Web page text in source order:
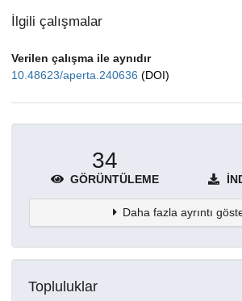
İlgili çalışmalar
Verilen çalışma ile aynıdır
10.48623/aperta.240636 (DOI)
34
GÖRÜNTÜLEME
Daha fazla ayrıntı
Topluluklar